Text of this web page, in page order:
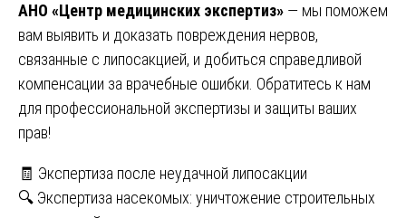
АНО «Центр медицинских экспертиз» — мы поможем
вам выявить и доказать повреждения нервов,
связанные с липосакцией, и добиться справедливой
компенсации за врачебные ошибки. Обратитесь к нам
для профессиональной экспертизы и защиты ваших
прав!
Навигация
🧾 Экспертиза после неудачной липосакции
🔍 Экспертиза насекомых: уничтожение строительных